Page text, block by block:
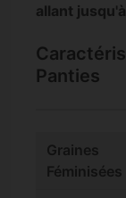
allant
Panties
Graines
Féminisées